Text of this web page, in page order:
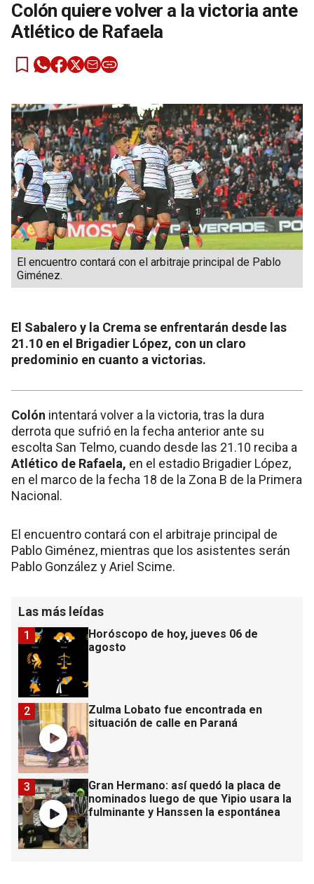
Colón quiere volver a la victoria ante
Atlético de Rafaela
El encuentro contará con el arbitraje principal de Pablo
Giménez.
El Sabalero y la Crema se enfrentarán desde las
21.10 en el Brigadier López, con un claro
predominio en cuanto a victorias.
Colón intentará volver a la victoria, tras la dura
derrota que sufrió en la fecha anterior ante su
escolta San Telmo, cuando desde las 21.10 reciba a
Atlético de Rafaela, en el estadio Brigadier López,
en el marco de la fecha 18 de la Zona B de la Primera
Nacional.
El encuentro contará con el arbitraje principal de
Pablo Giménez, mientras que los asistentes serán
Pablo González y Ariel Scime.
Las más leídas
Horóscopo de hoy, jueves 06 de
agosto
1
Zulma Lobato fue encontrada en
situación de calle en Paraná
2
Gran Hermano: así quedó la placa de
nominados luego de que Yipio usara la
fulminante y Hanssen la espontánea
3